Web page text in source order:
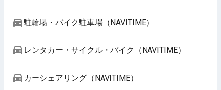
駐輪場・バイク駐車場（NAVITIME）
レンタカー・サイクル・バイク（NAVITIME）
カーシェアリング（NAVITIME）